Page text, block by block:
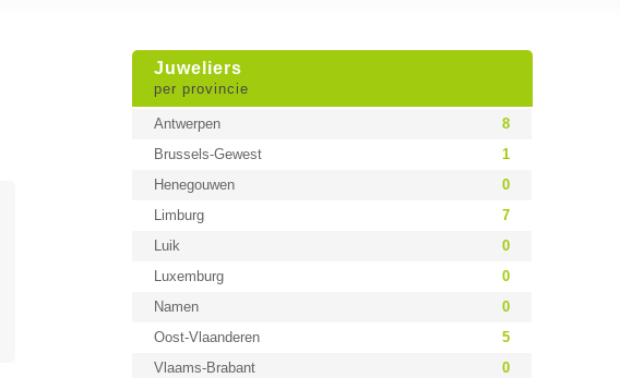
Juweliers
per provincie
Antwerpen
8
Brussels-Gewest
1
Henegouwen
0
Limburg
7
Luik
0
Luxemburg
0
Namen
0
Oost-Vlaanderen
5
Vlaams-Brabant
0